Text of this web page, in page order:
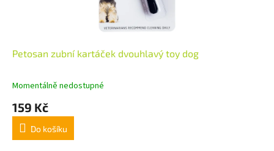
Petosan zubní kartáček dvouhlavý toy dog
Momentálně nedostupné
159 Kč
Do košíku